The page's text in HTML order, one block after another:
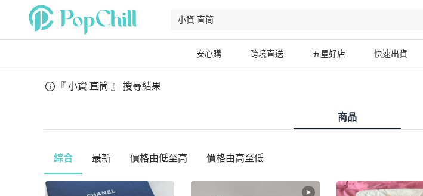
安心購 跨境直送 五星好店 快速出貨
『 小資 直筒 』 搜尋結果
商品
綜合 最新 價格由低至高 價格由高至低